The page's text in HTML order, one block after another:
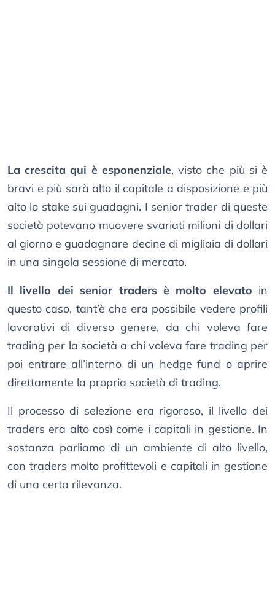
La crescita qui è esponenziale, visto che più si è
bravi e più sarà alto il capitale a disposizione e più
alto lo stake sui guadagni. I senior trader di queste
società potevano muovere svariati milioni di dollari
al giorno e guadagnare decine di migliaia di dollari
in una singola sessione di mercato.
Il livello dei senior traders è molto elevato in
questo caso, tant’è che era possibile vedere profili
lavorativi di diverso genere, da chi voleva fare
trading per la società a chi voleva fare trading per
poi entrare all’interno di un hedge fund o aprire
direttamente la propria società di trading.
Il processo di selezione era rigoroso, il livello dei
traders era alto così come i capitali in gestione. In
sostanza parliamo di un ambiente di alto livello,
con traders molto profittevoli e capitali in gestione
di una certa rilevanza.